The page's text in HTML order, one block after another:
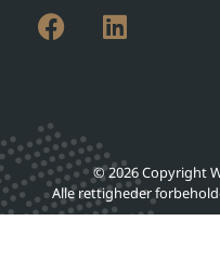
© 2026 Copyright
Alle rettigheder